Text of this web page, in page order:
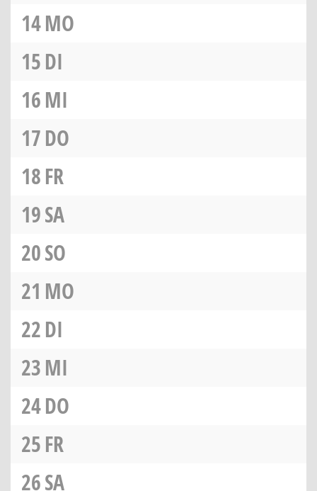
14MO
15DI
16MI
17DO
18FR
19SA
20SO
21 MO
22DI
23MI
24DO
25FR
26SA